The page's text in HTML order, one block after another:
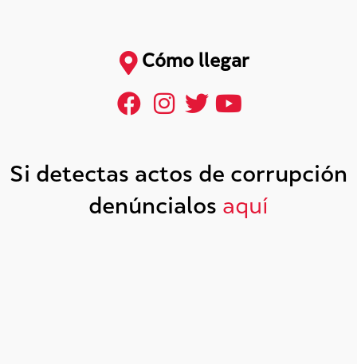
Cómo llegar
Si detectas actos de corrupción
denúncialos aquí